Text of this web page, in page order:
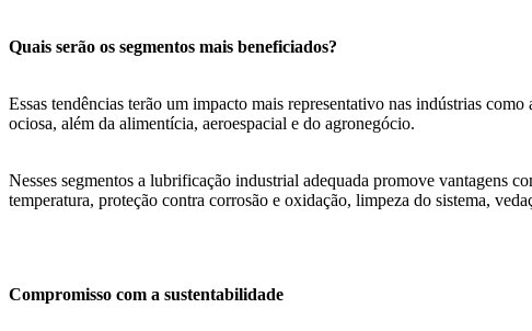
Quais serão os segmentos mais beneficiados?
Essas tendências terão um impacto mais representativo nas indústrias
ociosa, além da alimentícia, aeroespacial e do agronegócio.
Nesses segmentos a lubrificação industrial adequada promove vantagens
temperatura, proteção contra corrosão e oxidação, limpeza do sistema,
Compromisso com a sustentabilidade